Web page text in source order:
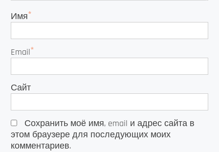
Имя*
Email*
Сайт
Сохранить моё имя, email и адрес сайта в
этом браузере для последующих моих
комментариев.